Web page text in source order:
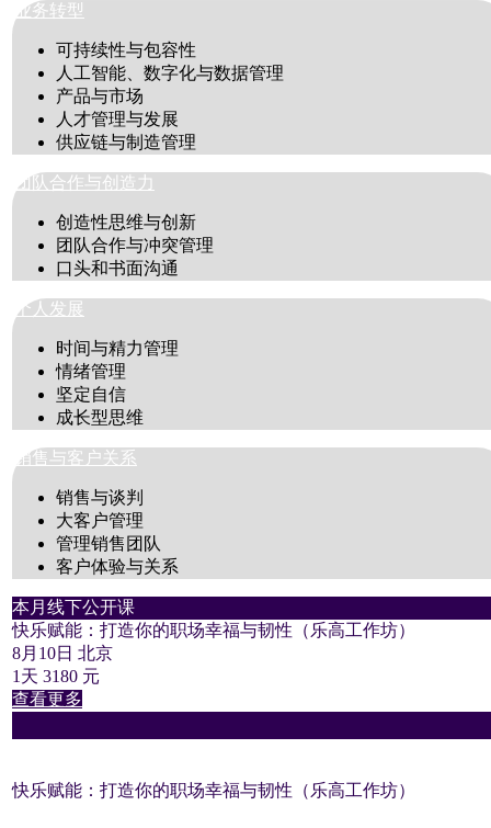
业务转型
可持续性与包容性
人工智能、数字化与数据管理
产品与市场
人才管理与发展
供应链与制造管理
团队合作与创造力
创造性思维与创新
团队合作与冲突管理
口头和书面沟通
个人发展
时间与精力管理
情绪管理
坚定自信
成长型思维
销售与客户关系
销售与谈判
大客户管理
管理销售团队
客户体验与关系
本月线下公开课
快乐赋能：打造你的职场幸福与韧性（乐高工作坊）
8月10日 北京
1天 3180 元
查看更多
快乐赋能：打造你的职场幸福与韧性（乐高工作坊）